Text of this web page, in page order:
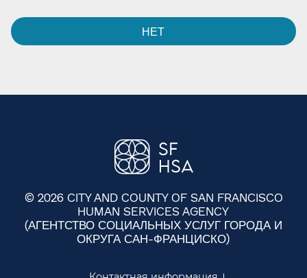
НЕТ​​
© 2026 CITY AND COUNTY OF SAN FRANCISCO
HUMAN SERVICES AGENCY
(АГЕНТСТВО СОЦИАЛЬНЫХ УСЛУГ ГОРОДА И
ОКРУГА САН-ФРАНЦИСКО)​​